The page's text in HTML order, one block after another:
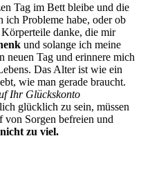
Tag im Bett bleibe und die
ich Probleme habe, oder ob
danke, die mir
und solange ich meine
neuen Tag und erinnere mich
Das Alter ist wie ein
wie man gerade braucht.
Ihr Glückskonto
glücklich zu sein, müssen
Sorgen befreien und
zu viel.